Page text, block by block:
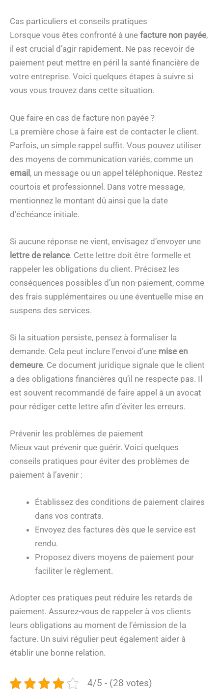
Cas particuliers et conseils pratiques
Lorsque vous êtes confronté à une facture non payée,
il est crucial d’agir rapidement. Ne pas recevoir de
paiement peut mettre en péril la santé financière de
votre entreprise. Voici quelques étapes à suivre si
vous vous trouvez dans cette situation.
Que faire en cas de facture non payée ?
La première chose à faire est de contacter le client.
Parfois, un simple rappel suffit. Vous pouvez utiliser
des moyens de communication variés, comme un
email, un message ou un appel téléphonique. Restez
courtois et professionnel. Dans votre message,
mentionnez le montant dû ainsi que la date
d’échéance initiale.
Si aucune réponse ne vient, envisagez d’envoyer une
lettre de relance. Cette lettre doit être formelle et
rappeler les obligations du client. Précisez les
conséquences possibles d’un non-paiement, comme
des frais supplémentaires ou une éventuelle mise en
suspens des services.
Si la situation persiste, pensez à formaliser la
demande. Cela peut inclure l’envoi d’une mise en
demeure. Ce document juridique signale que le client
a des obligations financières qu’il ne respecte pas. Il
est souvent recommandé de faire appel à un avocat
pour rédiger cette lettre afin d’éviter les erreurs.
Prévenir les problèmes de paiement
Mieux vaut prévenir que guérir. Voici quelques
conseils pratiques pour éviter des problèmes de
paiement à l’avenir :
Établissez des conditions de paiement claires
dans vos contrats.
Envoyez des factures dès que le service est
rendu.
Proposez divers moyens de paiement pour
faciliter le règlement.
Adopter ces pratiques peut réduire les retards de
paiement. Assurez-vous de rappeler à vos clients
leurs obligations au moment de l’émission de la
facture. Un suivi régulier peut également aider à
établir une bonne relation.
4/5 - (28 votes)